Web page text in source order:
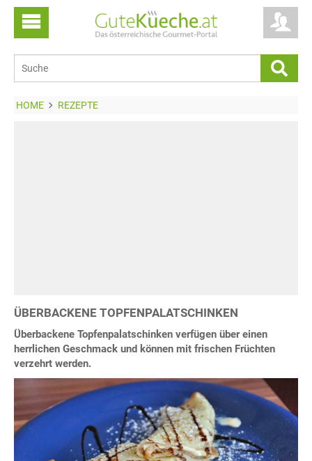
HOME REZEPTE
ÜBERBACKENE TOPFENPALATSCHINKEN
Überbackene Topfenpalatschinken verfügen über einen
herrlichen Geschmack und können mit frischen Früchten
verzehrt werden.